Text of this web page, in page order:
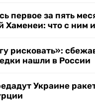
первое за пять
Хаменеи: что с ним
рисковать»:
нашли в России
Украине